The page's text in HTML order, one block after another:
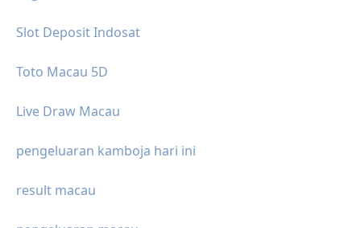
Slot Deposit Indosat
Toto Macau 5D
Live Draw Macau
pengeluaran kamboja hari ini
result macau